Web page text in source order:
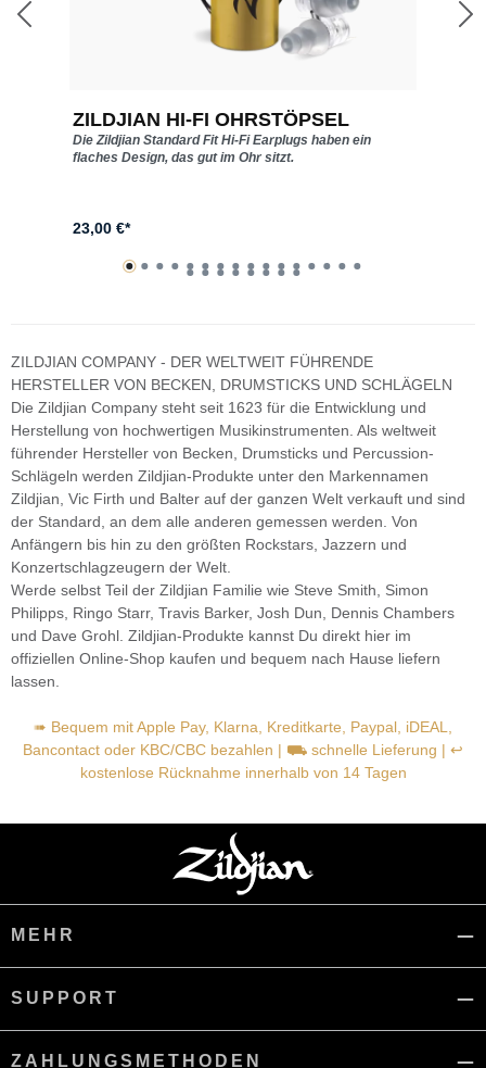
ZILDJIAN HI-FI OHRSTÖPSEL
Die Zildjian Standard Fit Hi-Fi Earplugs haben ein
flaches Design, das gut im Ohr sitzt.
23,00 €*
ZILDJIAN COMPANY - DER WELTWEIT FÜHRENDE
HERSTELLER VON BECKEN, DRUMSTICKS UND SCHLÄGELN
Die Zildjian Company steht seit 1623 für die Entwicklung und
Herstellung von hochwertigen Musikinstrumenten. Als weltweit
führender Hersteller von Becken, Drumsticks und Percussion-
Schlägeln werden Zildjian-Produkte unter den Markennamen
Zildjian, Vic Firth und Balter auf der ganzen Welt verkauft und sind
der Standard, an dem alle anderen gemessen werden. Von
Anfängern bis hin zu den größten Rockstars, Jazzern und
Konzertschlagzeugern der Welt.
Werde selbst Teil der Zildjian Familie wie Steve Smith, Simon
Philipps, Ringo Starr, Travis Barker, Josh Dun, Dennis Chambers
und Dave Grohl. Zildjian-Produkte kannst Du direkt hier im
offiziellen Online-Shop kaufen und bequem nach Hause liefern
lassen.
➠ Bequem mit Apple Pay, Klarna, Kreditkarte, Paypal, iDEAL,
Bancontact oder KBC/CBC bezahlen | ⛟ schnelle Lieferung | ↩
kostenlose Rücknahme innerhalb von 14 Tagen
MEHR
SUPPORT
ZAHLUNGSMETHODEN